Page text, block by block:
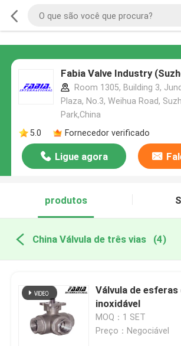
Fabia Valve Industry
Room 1305, Building 3,
Plaza, No.3, Weihua Road,
Park,China
5.0
Fornecedor verificado
Ligue agora
produtos
China Válvula de três vias (4)
Válvula de esferas
inoxidável
MOQ：1 SET
Preço：Negociável